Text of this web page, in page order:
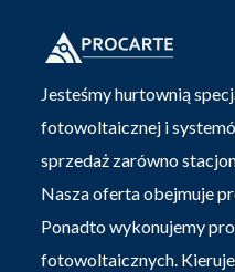
Jesteśmy hurtownią
fotowoltaicznej i
sprzedaż zarówno
Nasza oferta obejmuje
Ponadto wykonujemy
fotowoltaicznych.